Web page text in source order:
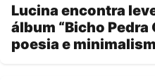
Lucina encontra
álbum “Bicho Pedra
poesia e